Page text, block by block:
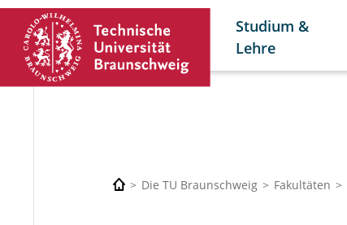
Studium &
Lehre
Die TU Braunschweig Fakultäten